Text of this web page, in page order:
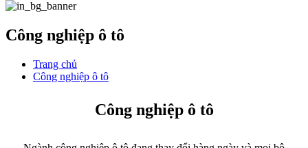
Công nghiệp ô tô
Trang chủ
Công nghiệp ô tô
Công nghiệp ô tô